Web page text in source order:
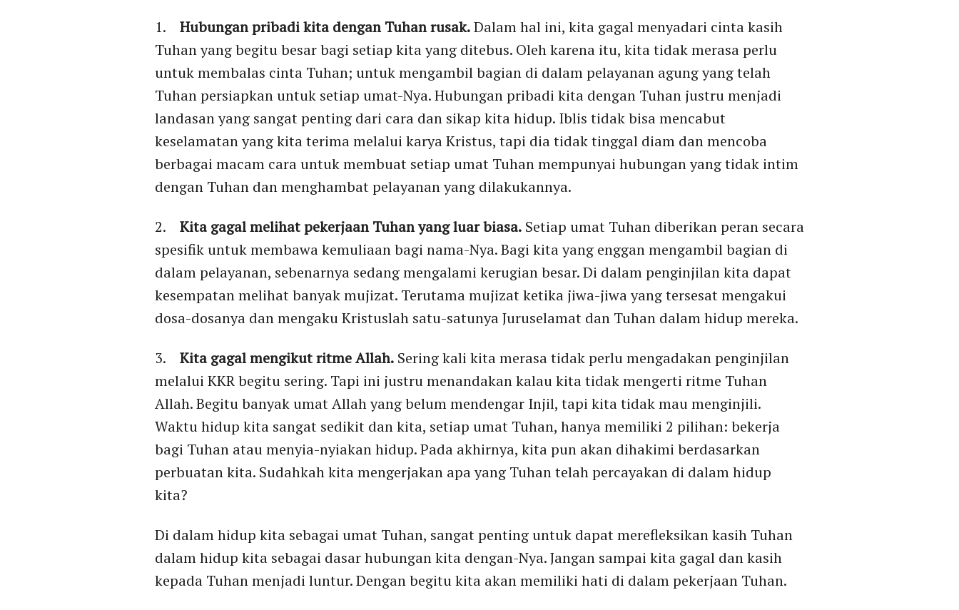
1. Hubungan pribadi kita dengan Tuhan rusak.Dalam hal ini, kita gagal menyadari cinta kasih
Tuhan yang begitu besar bagi setiap kita yang ditebus. Oleh karena itu, kita tidak merasa perlu
untuk membalas cinta Tuhan; untuk mengambil bagian di dalam pelayanan agung yang telah
Tuhan persiapkan untuk setiap umat-Nya. Hubungan pribadi kita dengan Tuhan justru menjadi
landasan yang sangat penting dari cara dan sikap kita hidup. Iblis tidak bisa mencabut
keselamatan yang kita terima melalui karya Kristus, tapi dia tidak tinggal diam dan mencoba
berbagai macam cara untuk membuat setiap umat Tuhan mempunyai hubungan yang tidak intim
dengan Tuhan dan menghambat pelayanan yang dilakukannya.
2. Kita gagal melihat pekerjaan Tuhan yang luar biasa.Setiap umat Tuhan diberikan peran secara
spesifik untuk membawa kemuliaan bagi nama-Nya. Bagi kita yang enggan mengambil bagian di
dalam pelayanan, sebenarnya sedang mengalami kerugian besar. Di dalam penginjilan kita dapat
kesempatan melihat banyak mujizat. Terutama mujizat ketika jiwa-jiwa yang tersesat mengakui
dosa-dosanya dan mengaku Kristuslah satu-satunya Juruselamat dan Tuhan dalam hidup mereka.
3. Kita gagal mengikut ritme Allah.Sering kali kita merasa tidak perlu mengadakan penginjilan
melalui KKR begitu sering. Tapi ini justru menandakan kalau kita tidak mengerti ritme Tuhan
Allah. Begitu banyak umat Allah yang belum mendengar Injil, tapi kita tidak mau menginjili.
Waktu hidup kita sangat sedikit dan kita, setiap umat Tuhan, hanya memiliki 2 pilihan: bekerja
bagi Tuhan atau menyia-nyiakan hidup. Pada akhirnya, kita pun akan dihakimi berdasarkan
perbuatan kita. Sudahkah kita mengerjakan apa yang Tuhan telah percayakan di dalam hidup
kita?
Di dalam hidup kita sebagai umat Tuhan, sangat penting untuk dapat merefleksikan kasih Tuhan
dalam hidup kita sebagai dasar hubungan kita dengan-Nya. Jangan sampai kita gagal dan kasih
kepada Tuhan menjadi luntur. Dengan begitu kita akan memiliki hati di dalam pekerjaan Tuhan.